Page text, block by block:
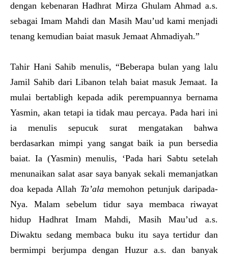
dengan kebenaran Hadhrat Mirza Ghulam Ahmad a.s.
sebagai Imam Mahdi dan Masih Mau’ud kami menjadi
tenang kemudian baiat masuk Jemaat Ahmadiyah.”
Tahir Hani Sahib menulis, “Beberapa bulan yang lalu
Jamil Sahib dari Libanon telah baiat masuk Jemaat. Ia
mulai bertabligh kepada adik perempuannya bernama
Yasmin, akan tetapi ia tidak mau percaya. Pada hari ini
ia menulis sepucuk surat mengatakan bahwa
berdasarkan mimpi yang sangat baik ia pun bersedia
baiat. Ia (Yasmin) menulis, ‘Pada hari Sabtu setelah
menunaikan salat asar saya banyak sekali memanjatkan
doa kepada Allah Ta’ala memohon petunjuk daripada-
Nya. Malam sebelum tidur saya membaca riwayat
hidup Hadhrat Imam Mahdi, Masih Mau’ud a.s.
Diwaktu sedang membaca buku itu saya tertidur dan
bermimpi berjumpa dengan Huzur a.s. dan banyak